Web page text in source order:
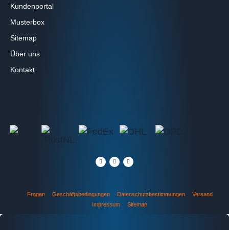
Kundenportal
Musterbox
Sitemap
Über uns
Kontakt
Fragen Geschäftsbedingungen Datenschutzbestimmungen
Versand
Impressum
Sitemap